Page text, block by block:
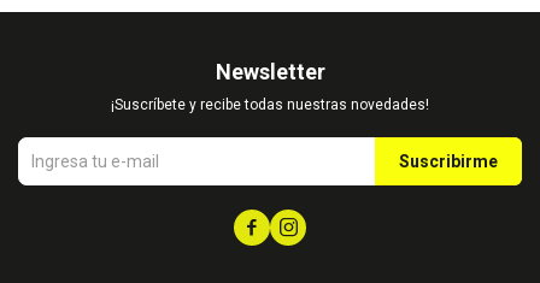
Newsletter
¡Suscríbete y recibe todas nuestras novedades!
Suscribirme
 